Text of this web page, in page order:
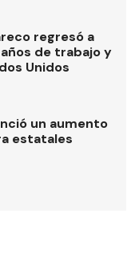
regresó a
de trabajo y
Unidos
un aumento
estatales